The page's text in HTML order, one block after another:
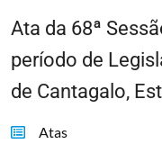
Ata da 68ª
período de
de Cantagalo,
Atas